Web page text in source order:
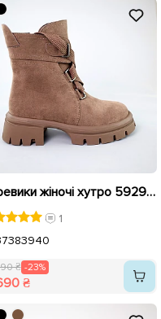
Черевики жіночі хутро 592949 Коричневі розпродаж
1
383940
₴ -23%
₴